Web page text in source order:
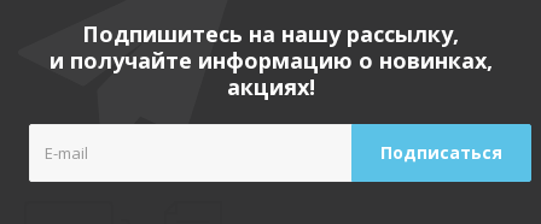
Подпишитесь на нашу рассылку,
и получайте информацию о новинках,
акциях!